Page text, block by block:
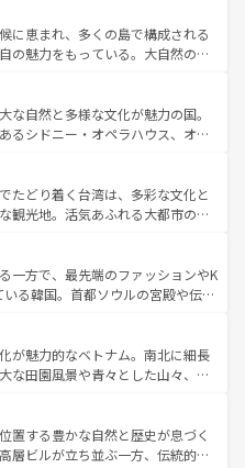
しむこともできる。 なお、新
ンツ一覧 を参照してほしい。
光、ショッピング、エンターテイ
的なスポットだ。一方、アメリカ
、グランドキャニオンやイエロー
は、音楽と美食が融合した独特の
メリカの各地域で異なる魅力を楽
と豊かな歴史を感じることができ
、新着のアメリカ
を参照してほしい。
に恵まれ、多くの島で構成される
の魅力をもっている。大自然の神
た、定番の観光地といえばオアフ
めるならマウイ島やカウアイ島が
リーンに輝く海をはじめ、豊かな
れる人々を迎えてくれるハワイの
フードやハワイアンミュージッ
など、すべてがハワイの魅力を彩
着のハワイ情報
してほしい。
な自然と多様な文化が魅力の国。
るシドニー・オペラハウス、オー
にそびえるウルル（エアーズロッ
い原生林やケアンズの熱帯雨林な
。また、カフェやワイン、オージ
充実しており、サーフィンやダイ
、アウトドア好きにはたまらな
彩な魅力を存分に味わいつくそ
たどり着く台湾は、多彩な文化と
観光地。活気あふれる大都市の台
である台湾東部など、都市の喧騒
ており、訪れる人に新しい発見と
。また、奥深い台湾の食文化も魅
ーツなど、バラエティ豊かな料理
お、新着の台湾情報は コンテンツ一覧を参
一方で、最先端のファッションやK
る韓国。首都ソウルの宮殿や伝統
四季折々の自然美を楽しむことが
や焼肉、絶品のストリートフード
理が待っている。夜には、韓国な
韓国の多彩な魅力を心ゆくまで味
てみてほしい。 なお、新着の韓国情報はコンテンツ一
が魅力的なベトナム。南北に細長
な田園風景や青々とした山々、世
息づく。ハノイの古い町並みやホ
治時代の建物も、独特の雰囲気を
バラエティの豊かさとおいしさで
置する豊かな自然と歴史が息づく
層ビルが立ち並ぶ一方、伝統的な